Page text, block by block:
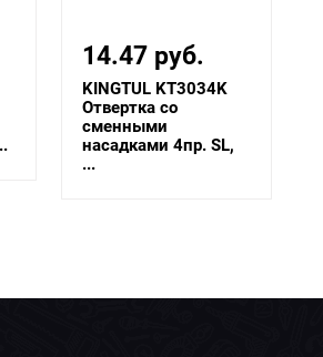
5.95 руб.
СИТОМО 7810-4019-
00. 01
Отвертка
комбинированная
1,0х6/№2х170 ...